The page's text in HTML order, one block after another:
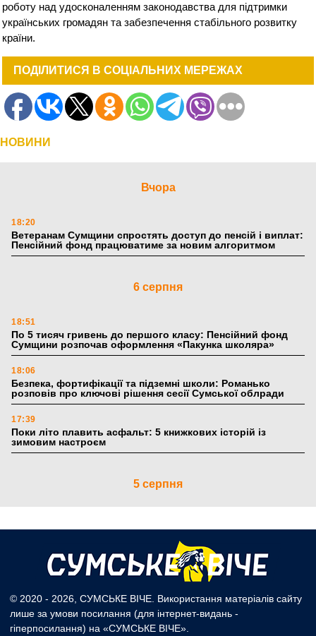
роботу над удосконаленням законодавства для підтримки
українських громадян та забезпечення стабільного розвитку
країни.
ПОДІЛИТИСЯ В СОЦІАЛЬНИХ МЕРЕЖАХ
НОВИНИ
Вчора
18:20
Ветеранам Сумщини спростять доступ до пенсій і виплат:
Пенсійний фонд працюватиме за новим алгоритмом
6 серпня
18:51
По 5 тисяч гривень до першого класу: Пенсійний фонд
Сумщини розпочав оформлення «Пакунка школяра»
18:06
Безпека, фортифікації та підземні школи: Романько
розповів про ключові рішення сесії Сумської облради
17:39
Поки літо плавить асфальт: 5 книжкових історій із
зимовим настроєм
5 серпня
Лікарня Святого Пантелеймона отримала апарат УЗД та
обладнання від партнерів із Німеччини
Кобзар домовляється із Червоним Хрестом про нові
9:15
Понад 8 мільйонів книжок згоріли. Як допомогти «Ранку»
© 2020 - 2026, СУМСЬКЕ ВІЧЕ. Використання матеріалів сайту
лише за умови посилання (для інтернет-видань -
гіперпосилання) на «СУМСЬКЕ ВІЧЕ».